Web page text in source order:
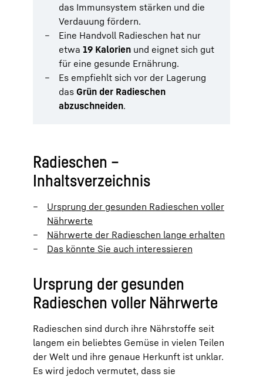
das Immunsystem stärken und die
Verdauung fördern.
Eine Handvoll Radieschen hat nur
etwa 19 Kalorien und eignet sich gut
für eine gesunde Ernährung.
Es empfiehlt sich vor der Lagerung
das Grün der Radieschen
abzuschneiden.
Radieschen –
Inhaltsverzeichnis
Ursprung der gesunden Radieschen voller
Nährwerte
Nährwerte der Radieschen lange erhalten
Das könnte Sie auch interessieren
Ursprung der gesunden
Radieschen voller Nährwerte
Radieschen sind durch ihre Nährstoffe seit
langem ein beliebtes Gemüse in vielen Teilen
der Welt und ihre genaue Herkunft ist unklar.
Es wird jedoch vermutet, dass sie